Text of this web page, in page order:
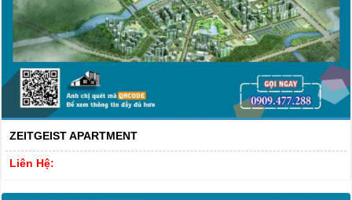
ZEITGEIST APARTMENT
Liên Hệ: